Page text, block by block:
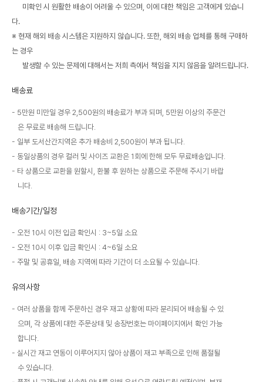
미확인 시 원활한 배송이 어려울 수 있으며, 이에 대한 책임은 고객에게 있습니
다.
※ 현재 해외 배송 시스템은 지원하지 않습니다. 또한, 해외 배송 업체를 통해 구매하
는 경우
발생할 수 있는 문제에 대해서는 저희 측에서 책임을 지지 않음을 알려드립니다.
배송료
5만원 미만일 경우 2,500원의 배송료가 부과 되며, 5만원 이상의 주문건
은 무료로 배송해 드립니다.
일부 도서산간지역은 추가 배송비 2,500원이 부과 됩니다.
동일상품의 경우 컬러 및 사이즈 교환은 1회에 한해 모두 무료배송입니다.
타 상품으로 교환을 원할시, 환불 후 원하는 상품으로 주문해 주시기 바랍
니다.
배송기간/일정
오전 10시 이전 입금 확인시 : 3~5일 소요
오전 10시 이후 입금 확인시 : 4~6일 소요
주말 및 공휴일, 배송 지역에 따라 기간이 더 소요될 수 있습니다.
유의사항
여러 상품을 함께 주문하신 경우 재고 상황에 따라 분리되어 배송될 수 있
으며, 각 상품에 대한 주문상태 및 송장번호는 마이페이지에서 확인 가능
합니다.
실시간 재고 연동이 이루어지지 않아 상품이 재고 부족으로 인해 품절될
수 있습니다.